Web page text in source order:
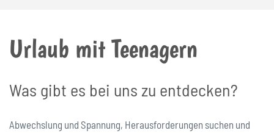
Urlaub mit Teenagern
Was gibt es bei uns zu entdecken?
Abwechslung und Spannung, Herausforderungen suchen und